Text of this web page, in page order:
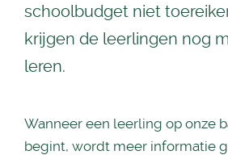
schoolbudget niet
krijgen de leerlingen nog
leren.
Wanneer een leerling op onze
begint, wordt meer informatie